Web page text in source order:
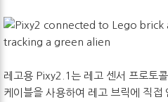
레고용 Pixy2.1는 레고 센서 프로토
케이블을 사용하여 레고 브릭에 직접